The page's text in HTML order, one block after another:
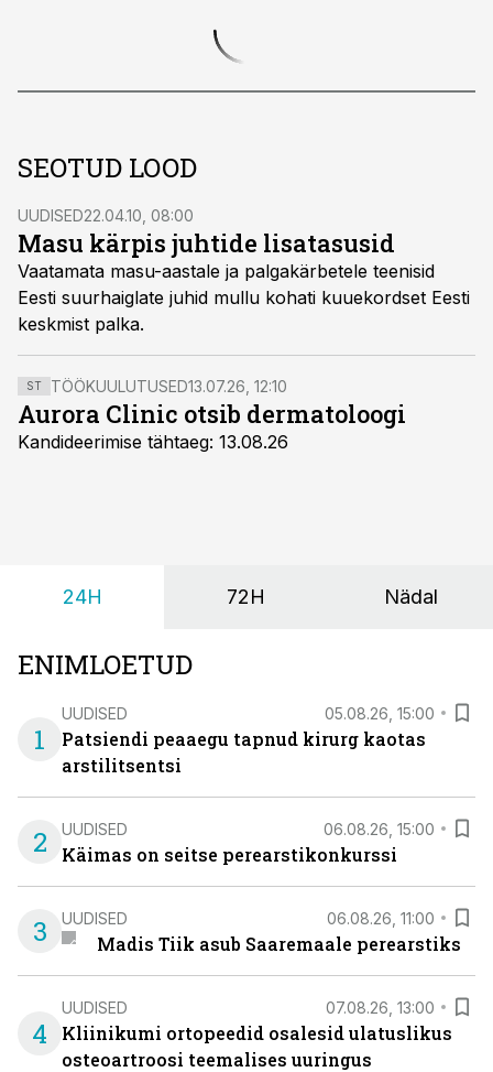
SEOTUD LOOD
UUDISED22.04.10, 08:00
Masu kärpis juhtide lisatasusid
Vaatamata masu-aastale ja palgakärbetele teenisid
Eesti suurhaiglate juhid mullu kohati kuuekordset Eesti
keskmist palka.
ST TÖÖKUULUTUSED13.07.26, 12:10
Aurora Clinic otsib dermatoloogi
Kandideerimise tähtaeg: 13.08.26
24H 72H Nädal
ENIMLOETUD
1
UUDISED 05.08.26, 15:00
Patsiendi peaaegu tapnud kirurg kaotas
arstilitsentsi
2 UUDISED 06.08.26, 15:00
Käimas on seitse perearstikonkurssi
3 UUDISED 06.08.26, 11:00
Madis Tiik asub Saaremaale perearstiks
4
UUDISED 07.08.26, 13:00
Kliinikumi ortopeedid osalesid ulatuslikus
osteoartroosi teemalises uuringus